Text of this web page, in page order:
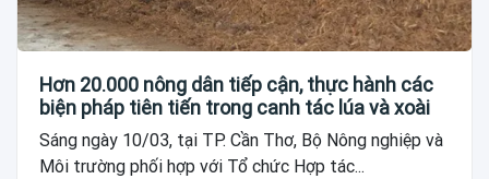
Hơn 20.000 nông dân tiếp cận, thực hành các
biện pháp tiên tiến trong canh tác lúa và xoài
Sáng ngày 10/03, tại TP. Cần Thơ, Bộ Nông nghiệp và
Môi trường phối hợp với Tổ chức Hợp tác...